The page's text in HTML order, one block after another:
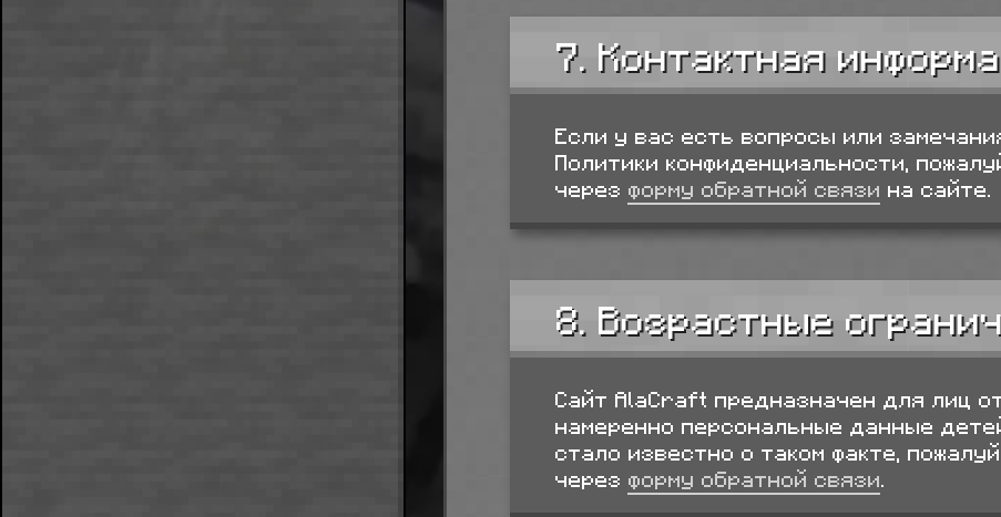
7. Контактная
Если у вас есть вопросы или
Политики конфиденциальности,
через форму обратной связи на сайте.
8. Возрастные
Сайт AlaCraft предназначен для лиц
намеренно персональные данные
стало известно о таком факте,
через форму обратной связи.